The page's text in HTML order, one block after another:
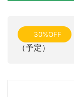
30%OFF
（予定）